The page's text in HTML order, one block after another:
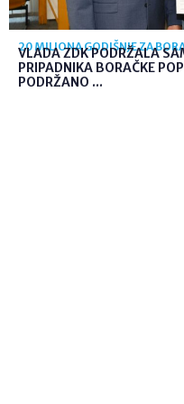
20 MILIONA GODIŠNJE ZA
VLADA ZDK PODRŽALA
PRIPADNIKA BORAČKE
PODRŽANO ...